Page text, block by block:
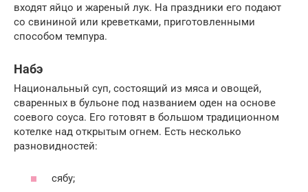
входят яйцо и жареный лук. На праздники его подают
со свининой или креветками, приготовленными
способом темпура.
Набэ
Национальный суп, состоящий из мяса и овощей,
сваренных в бульоне под названием оден на основе
соевого соуса. Его готовят в большом традиционном
котелке над открытым огнем. Есть несколько
разновидностей:
сябу;